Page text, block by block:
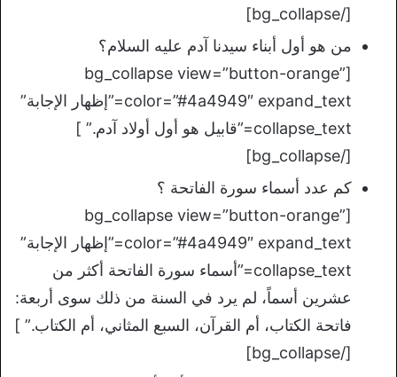
[/bg_collapse]
من هو أول أبناء سيدنا آدم عليه السلام؟
[bg_collapse view=”button-orange”
color=”#4a4949″ expand_text=”إظهار الإجابة”
collapse_text=”قابيل هو أول أولاد آدم.” ]
[/bg_collapse]
كم عدد أسماء سورة الفاتحة ؟
[bg_collapse view=”button-orange”
color=”#4a4949″ expand_text=”إظهار الإجابة”
collapse_text=”أسماء سورة الفاتحة أكثر من
عشرين أسماً، لم يرد في السنة من ذلك سوى أربعة:
فاتحة الكتاب، أم القرآن، السبع المثاني، أم الكتاب.” ]
[/bg_collapse]